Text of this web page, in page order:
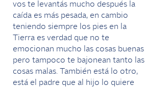
vos te levantás mucho después la
caída es más pesada, en cambio
teniendo siempre los pies en la
Tierra es verdad que no te
emocionan mucho las cosas buenas
pero tampoco te bajonean tanto las
cosas malas. También está lo otro,
está el padre que al hijo lo quiere